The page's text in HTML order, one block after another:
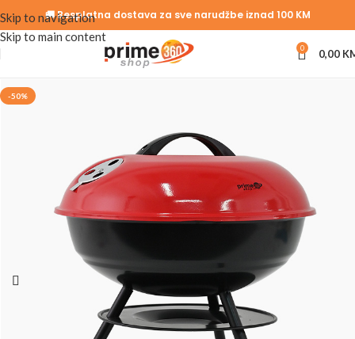
Skip to navigation
Skip to main content
🚚 Besplatna dostava za sve narudžbe iznad 100 KM
0 0,00
-50%